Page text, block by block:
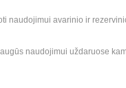
naudojimui avarinio ir
naudojimui uždaruose